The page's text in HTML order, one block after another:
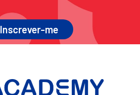
Inscrever-me